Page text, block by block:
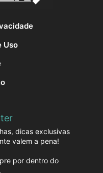
Uso
dicas exclusivas
valem a pena!
por dentro do